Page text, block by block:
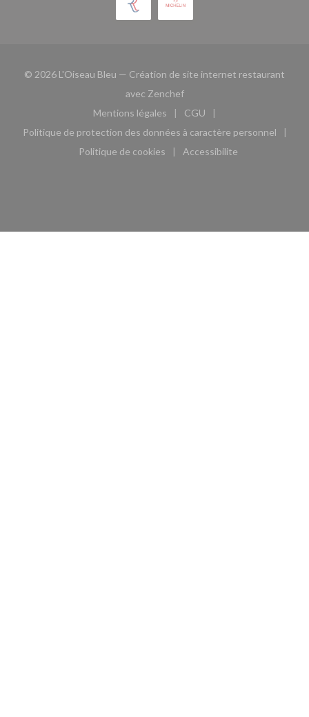
© 2026 L'Oiseau Bleu — Création de site internet restaurant
avec Zenchef((ouvre une nouvelle
Mentions légales
((ouvre une nouvelle fenêtre))
CGU
((ouvre une nouvelle
Politique de protection des données à caractère personnel
((ouvre une nouvelle fenêtre))
Politique de cookies
((ouvre une nouvelle fenêtre))
Accessibilite